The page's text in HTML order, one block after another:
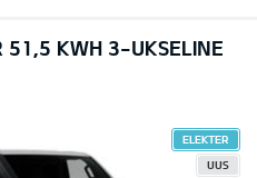
51,5 KWH 3-UKSELINE
ELEKTER
UUS